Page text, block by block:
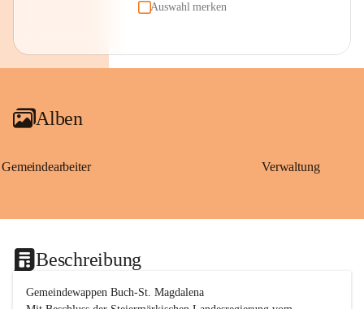
Auswahl merken
Alben
Gemeindearbeiter Verwaltung
Beschreibung
Gemeindewappen Buch-St. Magdalena